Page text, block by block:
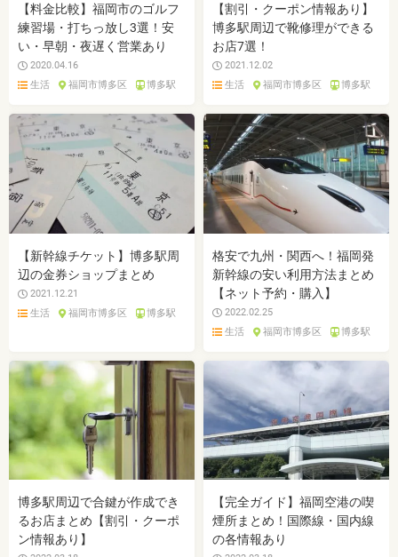
【料金比較】福岡市のゴルフ
練習場・打ちっ放し3選！安
い・早朝・夜遅く営業あり
2020.04.16
生活
福岡市博多区 博多駅
【割引・クーポン情報あり】
博多駅周辺で靴修理ができる
お店7選！
2021.12.02
生活
福岡市博多区 博多駅
【新幹線チケット】博多駅周
辺の金券ショップまとめ
2021.12.21
生活
福岡市博多区 博多駅
格安で九州・関西へ！福岡発
新幹線の安い利用方法まとめ
【ネット予約・購入】
2022.02.25
生活
福岡市博多区 博多駅
博多駅周辺で合鍵が作成でき
るお店まとめ【割引・クーポ
ン情報あり】
【完全ガイド】福岡空港の喫
煙所まとめ！国際線・国内線
の各情報あり